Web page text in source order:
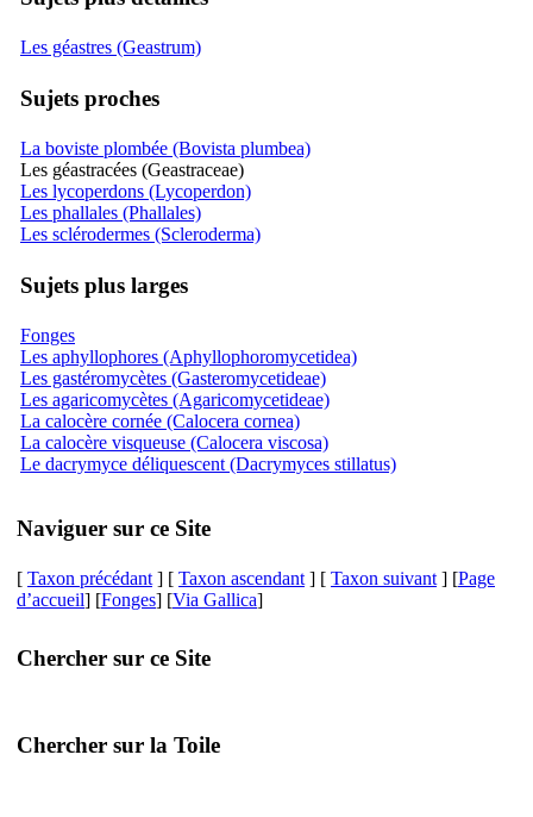
Les géastres (Geastrum)
Sujets proches
La boviste plombée (Bovista plumbea)
Les géastracées (Geastraceae)
Les lycoperdons (Lycoperdon)
Les phallales (Phallales)
Les sclérodermes (Scleroderma)
Sujets plus larges
Fonges
Les aphyllophores (Aphyllophoromycetidea)
Les gastéromycètes (Gasteromycetideae)
Les agaricomycètes (Agaricomycetideae)
La calocère cornée (Calocera cornea)
La calocère visqueuse (Calocera viscosa)
Le dacrymyce déliquescent (Dacrymyces stillatus)
Naviguer sur ce Site
[ Taxon précédant ] [ Taxon ascendant ] [ Taxon suivant ] [Page
d’accueil] [Fonges] [Via Gallica]
Chercher sur ce Site
Chercher sur la Toile